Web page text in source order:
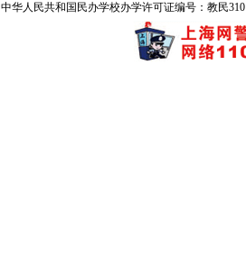
中华人民共和国民办学校办学许可证编号：教民